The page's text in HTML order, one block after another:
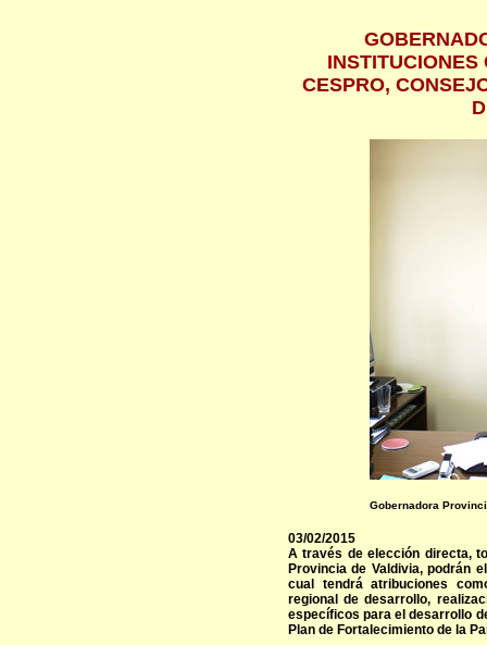
INSTITUCIONES
CESPRO,
Gobernadora
03/02/2015
A través de elección directa,
Provincia de Valdivia, podrán
cual tendrá atribuciones
regional de desarrollo,
específicos para el desarrollo
Plan de Fortalecimiento de la